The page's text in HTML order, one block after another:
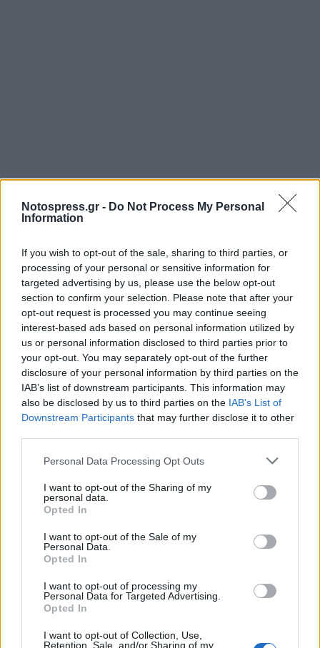
Notospress.gr - Do Not Process My Personal
Information
If you wish to opt-out of the sale, sharing to third parties, or
processing of your personal or sensitive information for
targeted advertising by us, please use the below opt-out
section to confirm your selection. Please note that after your
opt-out request is processed you may continue seeing
interest-based ads based on personal information utilized by
us or personal information disclosed to third parties prior to
your opt-out. You may separately opt-out of the further
disclosure of your personal information by third parties on the
IAB’s list of downstream participants. This information may
also be disclosed by us to third parties on the IAB’s List of
Downstream Participants that may further disclose it to other
Personal Data Processing Opt Outs
I want to opt-out of the Sharing of my
personal data.
Opted In
I want to opt-out of the Sale of my
Personal Data.
Opted In
I want to opt-out of processing my
Personal Data for Targeted Advertising.
Opted In
I want to opt-out of Collection, Use,
Retention, Sale, and/or Sharing of my
Ακολουθήστε το
μάθετε πρώτοι
όλες τις ειδήσεις
ΕΡΓΑΤΙΚΟ ΑΤΥΧΗΜΑ
ΚΑΛΑΒΡΥΤΑ